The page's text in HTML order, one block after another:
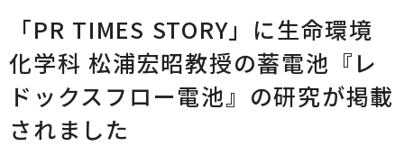
「PR TIMES STORY」に生命環境
化学科 松浦宏昭教授の蓄電池『レ
ドックスフロー電池』の研究が掲載
されました